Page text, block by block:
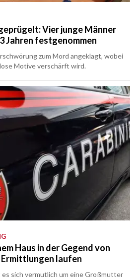
Vier junge Männer
Jahren festgenommen
zum Mord angeklagt, wobei
Motive verschärft wird.
Haus in der Gegend von
laufen
sich vermutlich um eine Großmutter